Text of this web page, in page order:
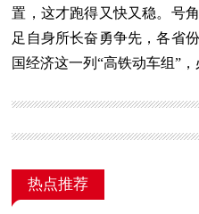
置，这才跑得又快又稳。号
足自身所长奋勇争先，各省
国经济这一列“高铁动车组”
热点推荐